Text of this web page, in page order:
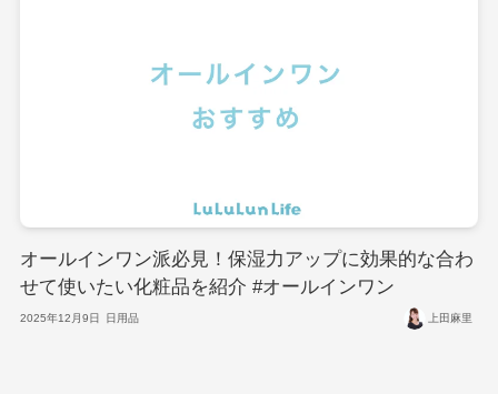
オールインワン派必見！保湿力アップに効果的な合わ
せて使いたい化粧品を紹介 #オールインワン
2025年12月9日 日用品 上田麻里